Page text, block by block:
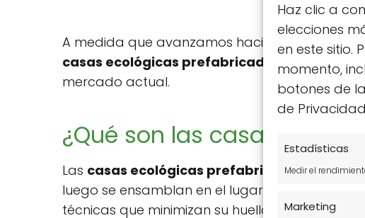
Haz clic a
elecciones
en este sitio.
momento,
botones de
de
Estadísticas
Medir el
Marketing
A medida que avanzamos hacia un futuro
casas ecológicas prefabricadas
mercado actual.
¿Qué son las casas
Las casas ecológicas prefabricadasson
luego se ensamblan en el lugar deseado.
técnicas que minimizan su huella de carbono.